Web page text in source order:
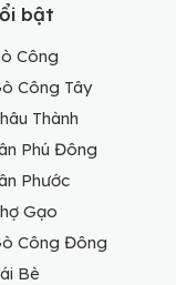
bật
Công
Công Tây
Thành
Phú Đông
Phước
Gạo
Công Đông
Bè